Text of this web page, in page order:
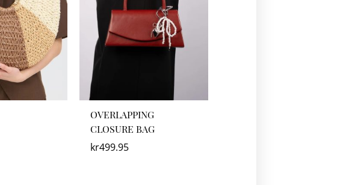
OVERLAPPING
CLOSURE BAG
kr499.95